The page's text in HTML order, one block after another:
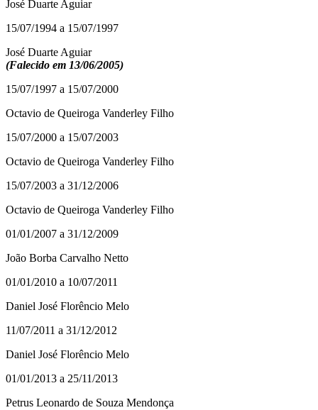
José Duarte Aguiar
15/07/1994 a 15/07/1997
José Duarte Aguiar
(Falecido em 13/06/2005)
15/07/1997 a 15/07/2000
Octavio de Queiroga Vanderley Filho
15/07/2000 a 15/07/2003
Octavio de Queiroga Vanderley Filho
15/07/2003 a 31/12/2006
Octavio de Queiroga Vanderley Filho
01/01/2007 a 31/12/2009
João Borba Carvalho Netto
01/01/2010 a 10/07/2011
Daniel José Florêncio Melo
11/07/2011 a 31/12/2012
Daniel José Florêncio Melo
01/01/2013 a 25/11/2013
Petrus Leonardo de Souza Mendonça